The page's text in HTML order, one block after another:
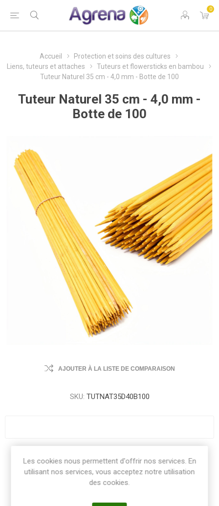
0
Accueil
Protection et soins des cultures
Liens, tuteurs et attaches
Tuteurs et flowersticks en bambou
Tuteur Naturel 35 cm - 4,0 mm - Botte de 100
Tuteur Naturel 35 cm - 4,0 mm -
Botte de 100
AJOUTER À LA LISTE DE COMPARAISON
SKU: TUTNAT35D40B100
Share:
Les cookies nous permettent d'offrir nos services. En
utilisant nos services, vous acceptez notre utilisation
des cookies.